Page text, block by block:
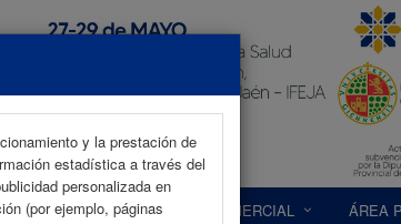
y la prestación de
estadística a través del
personalizada en
(por ejemplo, páginas
ALOJAMIENTO EXP. COMERCIAL ÁREA